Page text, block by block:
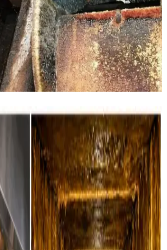
dig i Ribe
ventiler og
i Ribe. Vi servicerer alle